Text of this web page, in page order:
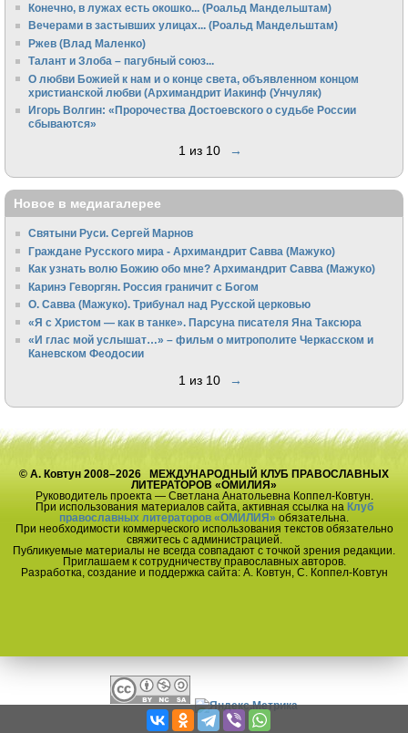
Конечно, в лужах есть окошко... (Роальд Мандельштам)
Вечерами в застывших улицах... (Роальд Мандельштам)
Ржев (Влад Маленко)
Талант и Злоба – пагубный союз...
О любви Божией к нам и о конце света, объявленном концом
христианской любви (Архимандрит Иакинф (Унчуляк)
Игорь Волгин: «Пророчества Достоевского о судьбе России
сбываются»
1 из 10 →
Новое в медиагалерее
Святыни Руси. Сергей Марнов
Граждане Русского мира - Архимандрит Савва (Мажуко)
Как узнать волю Божию обо мне? Архимандрит Савва (Мажуко)
Каринэ Геворгян. Россия граничит с Богом
О. Савва (Мажуко). Трибунал над Русской церковью
«Я с Христом — как в танке». Парсуна писателя Яна Таксюра
«И глас мой услышат…» – фильм о митрополите Черкасском и
Каневском Феодосии
1 из 10 →
© А. Ковтун 2008–2026 МЕЖДУНАРОДНЫЙ КЛУБ ПРАВОСЛАВНЫХ
ЛИТЕРАТОРОВ «ОМИЛИЯ»
Руководитель проекта — Светлана Анатольевна Коппел-Ковтун.
При использования материалов сайта, активная ссылка на Клуб
православных литераторов «ОМИЛИЯ» обязательна.
При необходимости коммерческого использования текстов обязательно
свяжитесь с администрацией.
Публикуемые материалы не всегда совпадают с точкой зрения редакции.
Приглашаем к сотрудничеству православных авторов.
Разработка, создание и поддержка сайта: А. Ковтун, С. Коппел-Ковтун